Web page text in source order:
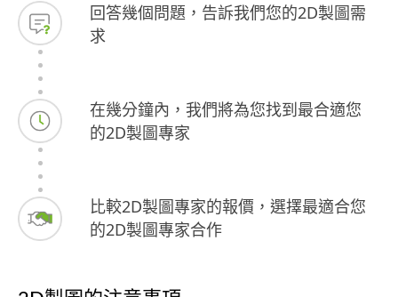
回答幾個問題，告訴我們您的2D製圖需
求
在幾分鐘內，我們將為您找到最合適您
的2D製圖專家
比較2D製圖專家的報價，選擇最適合您
的2D製圖專家合作